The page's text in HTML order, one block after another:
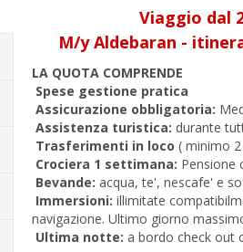
Viaggio dal
M/y Aldebaran -
LA QUOTA COMPRENDE
Spese gestione pratica
Assicurazione obbligatoria:
Assistenza turistica: durante
Trasferimenti in loco ( minimo
Crociera 1 settimana: Pensione
Bevande: acqua, te', nescafe' e
Immersioni: illimitate
navigazione. Ultimo giorno
Ultima notte: a bordo check out